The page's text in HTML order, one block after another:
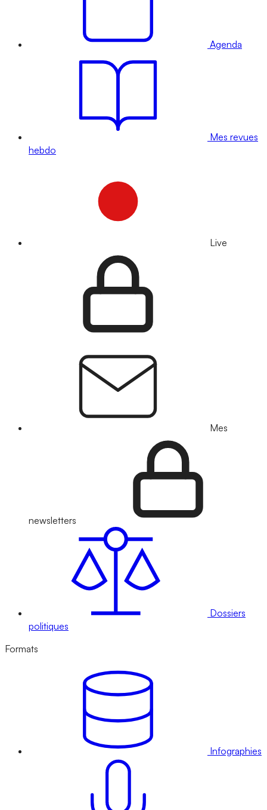
Agenda
Mes revues
hebdo
Live
Mes
newsletters
Dossiers
politiques
Formats
Infographies